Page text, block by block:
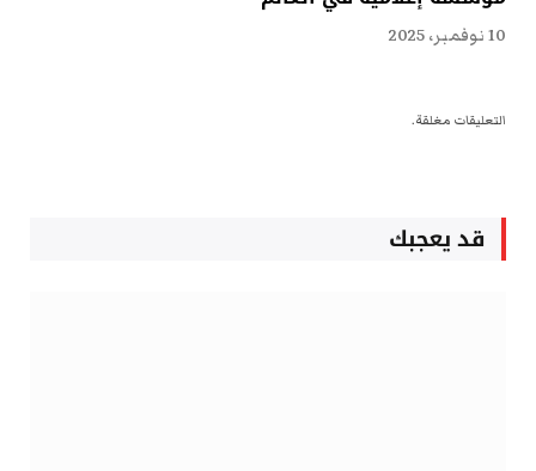
10 نوفمبر، 2025
التعليقات مغلقة.
قد يعجبك